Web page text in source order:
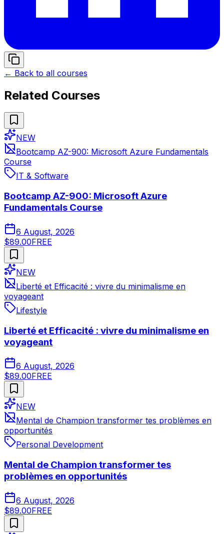
← Back to all courses
Related Courses
NEW
Bootcamp AZ-900: Microsoft Azure Fundamentals
Course
IT & Software
Bootcamp AZ-900: Microsoft Azure
Fundamentals Course
6 August, 2026
$89.00FREE
NEW
Liberté et Efficacité : vivre du minimalisme en
voyageant
Lifestyle
Liberté et Efficacité : vivre du minimalisme en
voyageant
6 August, 2026
$89.00FREE
NEW
Mental de Champion transformer tes problèmes en
opportunités
Personal Development
Mental de Champion transformer tes
problèmes en opportunités
6 August, 2026
$89.00FREE